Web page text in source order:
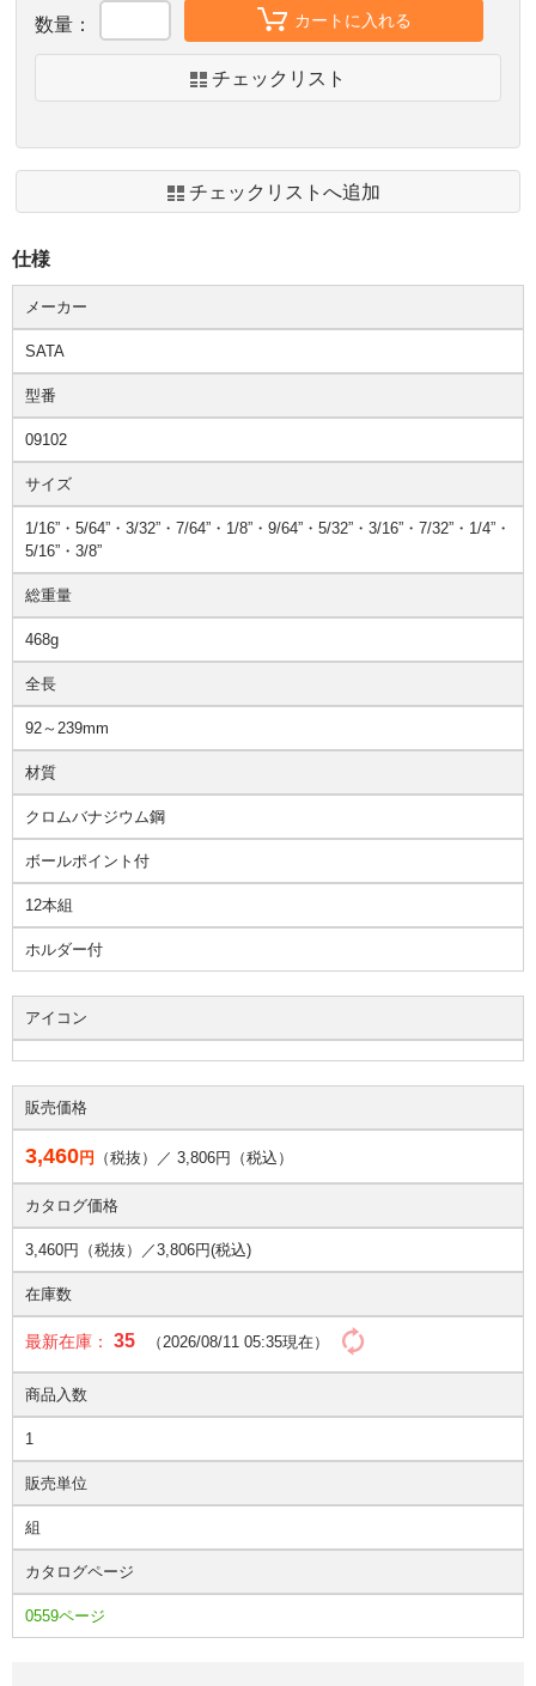
数量： カートに入れる
チェックリスト
チェックリストへ追加
仕様
メーカー
SATA
型番
09102
サイズ
1/16”・5/64”・3/32”・7/64”・1/8”・9/64”・5/32”・3/16”・7/32”・1/4”・
5/16”・3/8”
総重量
468g
全長
92～239mm
材質
クロムバナジウム鋼
ボールポイント付
12本組
ホルダー付
アイコン
販売価格
3,460円 （税抜）／ 3,806円（税込）
カタログ価格
3,460円（税抜）／3,806円(税込)
在庫数
最新在庫： 35 （2026/08/11 05:35現在）
商品入数
1
販売単位
組
カタログページ
0559ページ